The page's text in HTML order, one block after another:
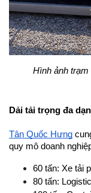
Hình ảnh
Dải tải trọng đa
Tân Quốc Hưng
quy mô doanh
60 tấn: Xe tải
80 tấn: